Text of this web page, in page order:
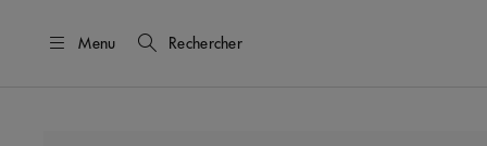
Menu Rechercher